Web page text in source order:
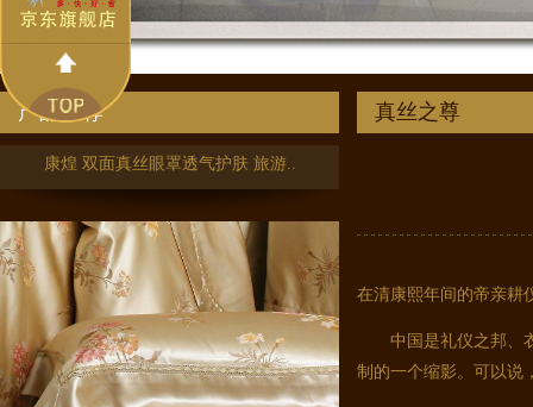
产品推荐 真丝之尊
在清康熙年间的帝亲耕
中国是礼仪之邦、衣
制的一个缩影。可以说